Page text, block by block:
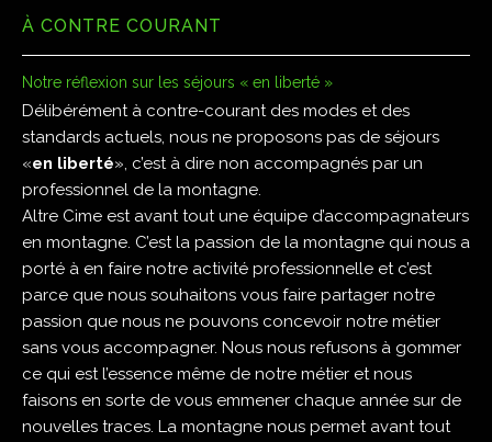
À CONTRE COURANT
Notre réflexion sur les séjours « en liberté »
Délibérément à contre-courant des modes et des
standards actuels, nous ne proposons pas de séjours
«en liberté», c’est à dire non accompagnés par un
professionnel de la montagne.
Altre Cime est avant tout une équipe d’accompagnateurs
en montagne. C’est la passion de la montagne qui nous a
porté à en faire notre activité professionnelle et c’est
parce que nous souhaitons vous faire partager notre
passion que nous ne pouvons concevoir notre métier
sans vous accompagner. Nous nous refusons à gommer
ce qui est l’essence même de notre métier et nous
faisons en sorte de vous emmener chaque année sur de
nouvelles traces. La montagne nous permet avant tout